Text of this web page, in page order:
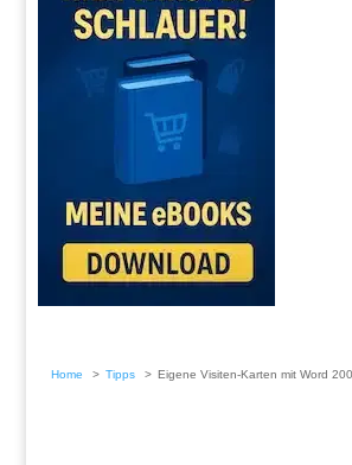
Home Tipps Eigene Visiten-Karten mit Word